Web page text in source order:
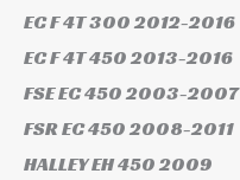
EC F 4T 3002012-2016
EC F 4T 4502013-2016
FSE EC 4502003-2007
FSR EC 4502008-2011
HALLEY EH 4502009